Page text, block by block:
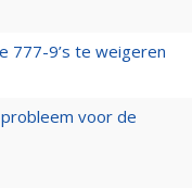
777-9’s te weigeren
voor de